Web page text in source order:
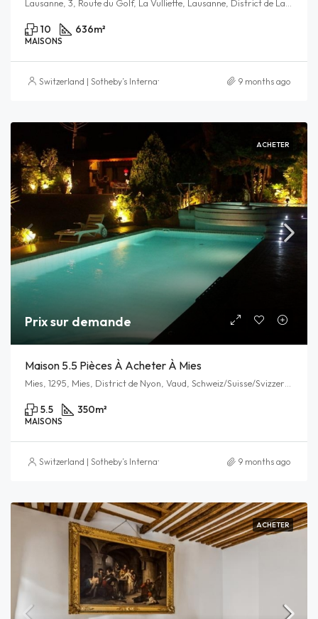
10 636m²
MAISONS
Switzerland | Sotheby’s International Realty 9 months ago
ACHETER
Prix sur demande
Maison 5.5 Pièces À Acheter À Mies
5.5 350m²
MAISONS
Switzerland | Sotheby’s International Realty 9 months ago
ACHETER